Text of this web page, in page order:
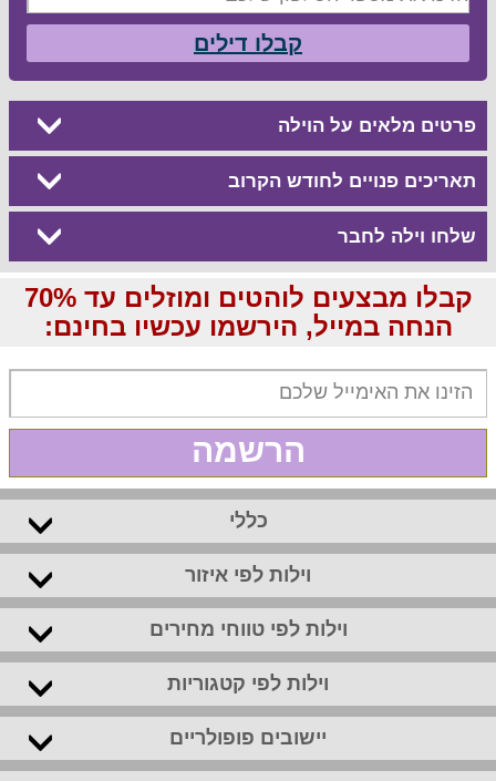
קבלו דילים
פרטים מלאים על הוילה
תאריכים פנויים לחודש הקרוב
שלחו וילה לחבר
קבלו מבצעים לוהטים ומוזלים עד 70%
הנחה במייל, הירשמו עכשיו בחינם:
הרשמה
כללי
וילות לפי איזור
וילות לפי טווחי מחירים
וילות לפי קטגוריות
יישובים פופולריים